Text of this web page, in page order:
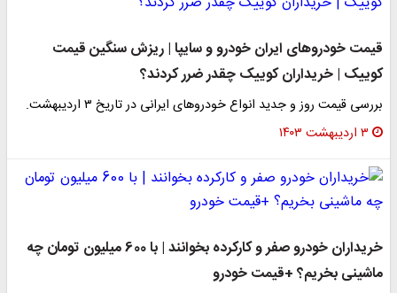
قیمت خودروهای ایران خودرو و سایپا | ریزش سنگین قیمت
کوییک | خریداران کوییک چقدر ضرر کردند؟
بررسی قیمت روز و جدید انواع خودروهای ایرانی در تاریخ ۳ اردیبهشت.
۳ اردیبهشت ۱۴۰۳
خریداران خودرو صفر و کارکرده بخوانند | با 600 میلیون تومان چه
ماشینی بخریم؟ +قیمت خودرو